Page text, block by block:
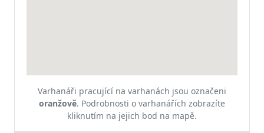
Varhanáři pracující na varhanách jsou označeni
oranžově. Podrobnosti o varhanářích zobrazíte
kliknutím na jejich bod na mapě.